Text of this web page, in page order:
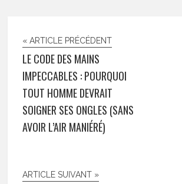
« ARTICLE PRÉCÉDENT
LE CODE DES MAINS
IMPECCABLES : POURQUOI
TOUT HOMME DEVRAIT
SOIGNER SES ONGLES (SANS
AVOIR L’AIR MANIÉRÉ)
ARTICLE SUIVANT »